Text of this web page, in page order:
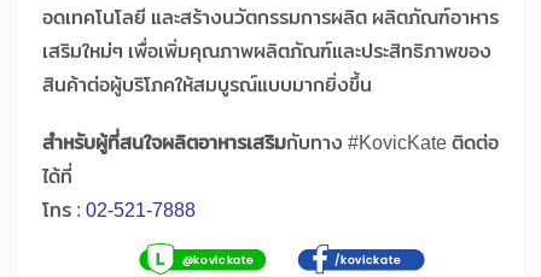
อดเทคโนโลยี และสร้างนวัตกรรมการผลิต ผลิตภัณฑ์อาหาร
เสริมใหม่ๆ เพื่อเพิ่มคุณภาพผลิตภัณฑ์และประสิทธิภาพของ
สินค้าต่อผู้บริโภคให้สมบูรณ์แบบมากยิ่งขึ้น
สำหรับผู้ที่สนใจผลิตอาหารเสริมกับทาง #KovicKate ติดต่อ
ได้ที่
โทร : 02-521-7888